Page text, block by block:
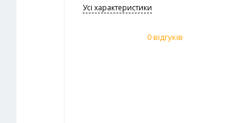
Усi характеристики
0 відгуків